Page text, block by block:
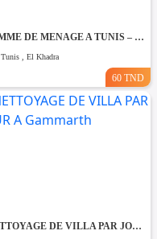
FEMME DE MENAGE A TUNIS – PAR JOUR A El khadhra
Tunis , El Khadra
60 TND
NETTOYAGE DE VILLA PAR JOUR A Gammarth